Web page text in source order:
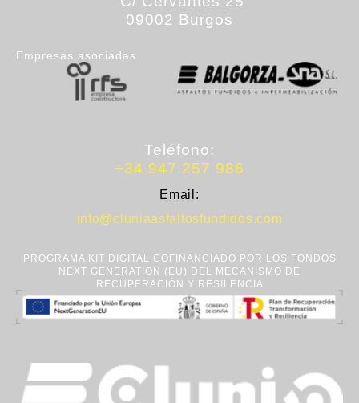
09002 Burgos
Empresas asociadas
Teléfono:
+34 947 257 986
Email:
info@cluniaasfaltosfundidos.com
PROGRAMA KIT DIGITAL COFINANCIADO POR LOS FONDOS
NEXT GENERATION (EU) DEL MECANISMO DE
RECUPERACIÓN Y RESILENCIA